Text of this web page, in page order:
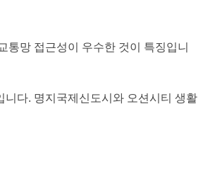
망 접근성이 우수한 것이 특징입니
다. 명지국제신도시와 오션시티 생활